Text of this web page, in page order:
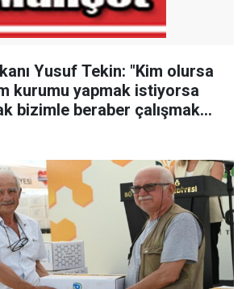
Yusuf Tekin: "Kim olursa
kurumu yapmak istiyorsa
bizimle beraber çalışmak